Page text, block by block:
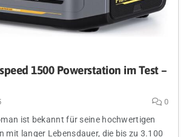
1500 Powerstation im Test –
0
ist bekannt für seine hochwertigen
mit langer Lebensdauer, die bis zu 3.100